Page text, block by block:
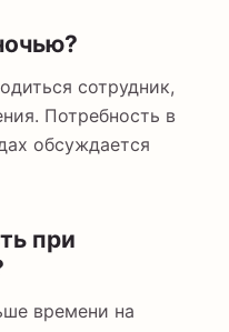
сотрудник,
Потребность в
обсуждается
при
времени на